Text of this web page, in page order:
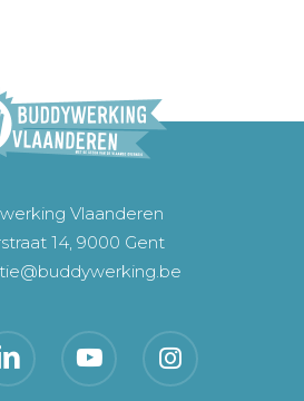
Vlaanderen
14, 9000 Gent